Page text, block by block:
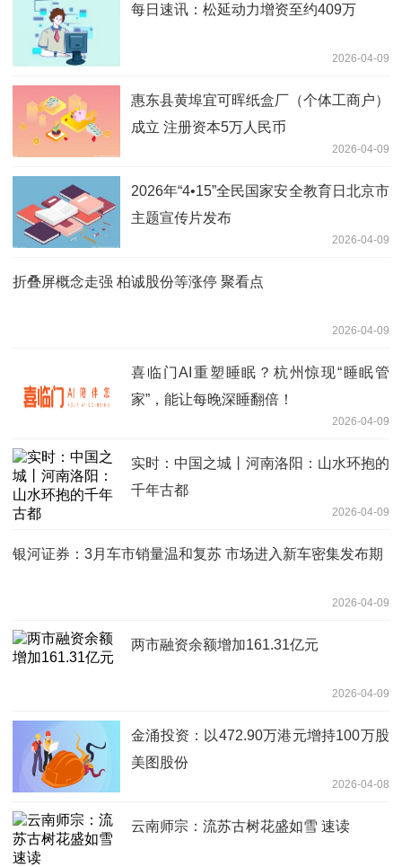
每日速讯：松延动力增资至约409万
2026-04-09
惠东县黄埠宜可晖纸盒厂（个体工商户）
成立 注册资本5万人民币
2026-04-09
2026年“4•15”全民国家安全教育日北京市
主题宣传片发布
2026-04-09
折叠屏概念走强 柏诚股份等涨停 聚看点
2026-04-09
喜临门AI重塑睡眠？杭州惊现“睡眠管
家”，能让每晚深睡翻倍！
2026-04-09
实时：中国之城丨河南洛阳：山水环抱的
千年古都
2026-04-09
银河证券：3月车市销量温和复苏 市场进入新车密集发布期
2026-04-09
两市融资余额增加161.31亿元
2026-04-09
金涌投资：以472.90万港元增持100万股
美图股份
2026-04-08
云南师宗：流苏古树花盛如雪 速读